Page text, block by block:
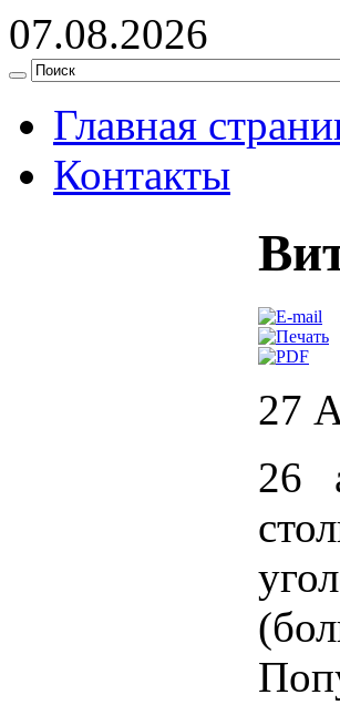
07.08.2026
Главная
Контакты
27
26